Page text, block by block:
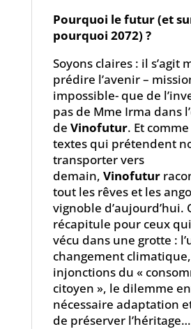
Pourquoi le futur (et
pourquoi 2072) ?
Soyons claires : il s’agit
prédire l’avenir –
impossible- que de
pas de Mme Irma dans
de Vinofutur. Et
textes qui prétendent
transporter vers
demain, Vinofutur
tout les rêves et les
vignoble d’aujourd’hui.
récapitule pour ceux
vécu dans une grotte :
changement
injonctions du «
citoyen », le dilemme
nécessaire adaptation
de préserver l’héritage…